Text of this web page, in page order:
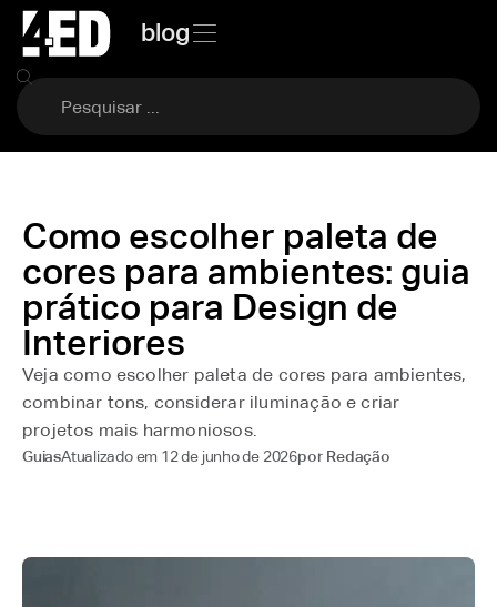
blog
Como escolher paleta de
cores para ambientes: guia
prático para Design de
Interiores
Veja como escolher paleta de cores para ambientes,
combinar tons, considerar iluminação e criar
projetos mais harmoniosos.
GuiasAtualizado em 12 de junho de 2026por Redação